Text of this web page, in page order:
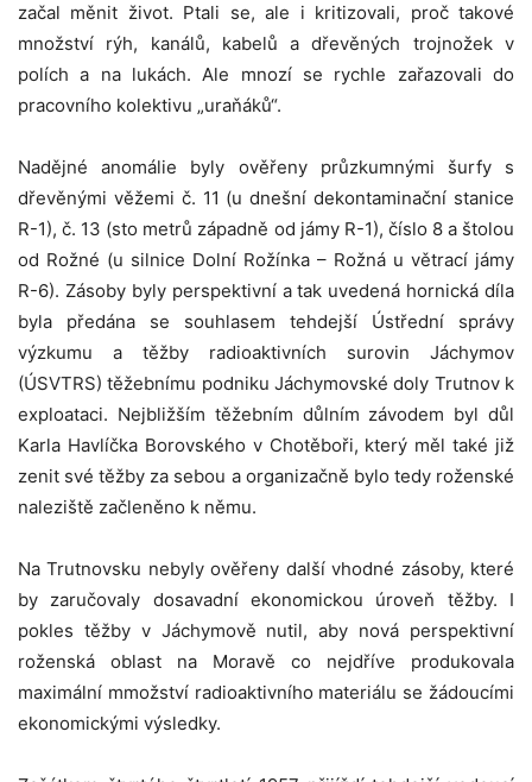
začal měnit život. Ptali se, ale i kritizovali, proč takové
množství rýh, kanálů, kabelů a dřevěných trojnožek v
polích a na lukách. Ale mnozí se rychle zařazovali do
pracovního kolektivu „uraňáků“.
Nadějné anomálie byly ověřeny průzkumnými šurfy s
dřevěnými věžemi č. 11 (u dnešní dekontaminační stanice
R-1), č. 13 (sto metrů západně od jámy R-1), číslo 8 a štolou
od Rožné (u silnice Dolní Rožínka – Rožná u větrací jámy
R-6). Zásoby byly perspektivní a tak uvedená hornická díla
byla předána se souhlasem tehdejší Ústřední správy
výzkumu a těžby radioaktivních surovin Jáchymov
(ÚSVTRS) těžebnímu podniku Jáchymovské doly Trutnov k
exploataci. Nejbližším těžebním důlním závodem byl důl
Karla Havlíčka Borovského v Chotěboři, který měl také již
zenit své těžby za sebou a organizačně bylo tedy roženské
naleziště začleněno k němu.
Na Trutnovsku nebyly ověřeny další vhodné zásoby, které
by zaručovaly dosavadní ekonomickou úroveň těžby. I
pokles těžby v Jáchymově nutil, aby nová perspektivní
roženská oblast na Moravě co nejdříve produkovala
maximální mmožství radioaktivního materiálu se žádoucími
ekonomickými výsledky.